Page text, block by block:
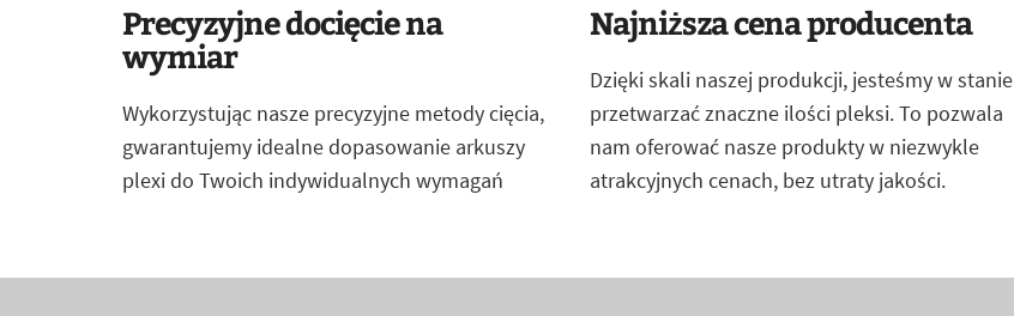
Precyzyjne docięcie na
wymiar
Wykorzystując nasze precyzyjne metody cięcia,
gwarantujemy idealne dopasowanie arkuszy
plexi do Twoich indywidualnych wymagań
Najniższa cena producenta
Dzięki skali naszej produkcji, jesteśmy w stanie
przetwarzać znaczne ilości pleksi. To pozwala
nam oferować nasze produkty w niezwykle
atrakcyjnych cenach, bez utraty jakości.